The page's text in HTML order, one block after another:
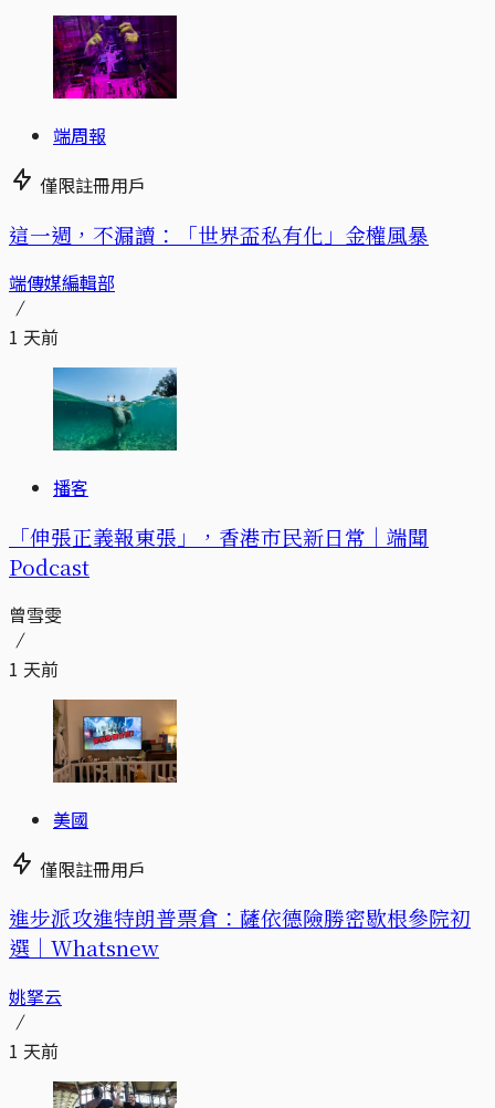
端周報
僅限註冊用戶
這一週，不漏讀：「世界盃私有化」金權風暴
端傳媒編輯部
1 天前
播客
「伸張正義報東張」，香港市民新日常｜端聞
Podcast
曾雪雯
1 天前
美國
僅限註冊用戶
進步派攻進特朗普票倉：薩依德險勝密歇根參院初
選｜Whatsnew
姚拏云
1 天前